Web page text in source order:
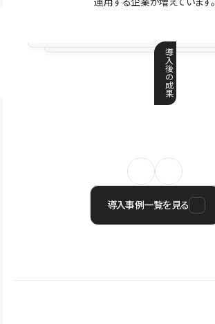
導
入
後
の
成
果
導入事例一覧を見る